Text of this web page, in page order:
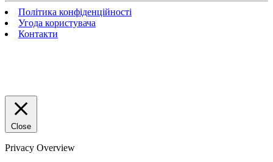
Політика конфіденційності
Угода користувача
Контакти
Close
Privacy Overview